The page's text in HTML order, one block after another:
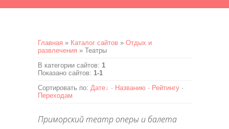
Главная » Каталог сайтов » Отдых и
развлечения » Театры
В категории сайтов: 1
Показано сайтов: 1-1
Сортировать по: Дате · Названию · Рейтингу ·
Переходам
Приморский театр оперы и балета